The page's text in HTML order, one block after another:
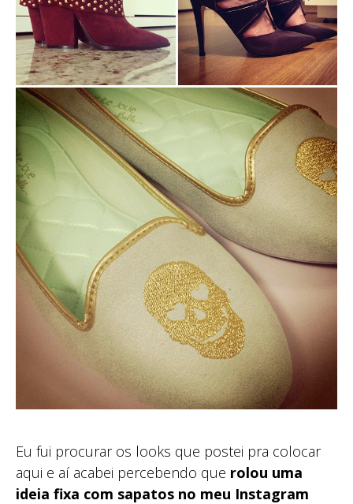
Eu fui procurar os looks que postei pra colocar
aqui e aí acabei percebendo que rolou uma
ideia fixa com sapatos no meu Instagram